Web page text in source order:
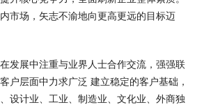
市场，矢志不渝地向更高更远的目标迈
发展中注重与业界人士合作交流，强强联
户层面中力求广泛 建立稳定的客户基础，
设计业、工业、制造业、文化业、外商独